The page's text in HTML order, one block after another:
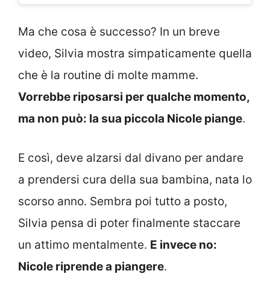
Ma che cosa è successo? In un breve
video, Silvia mostra simpaticamente quella
che è la routine di molte mamme.
Vorrebbe riposarsi per qualche momento,
ma non può: la sua piccola Nicole piange.
E così, deve alzarsi dal divano per andare
a prendersi cura della sua bambina, nata lo
scorso anno. Sembra poi tutto a posto,
Silvia pensa di poter finalmente staccare
un attimo mentalmente. E invece no:
Nicole riprende a piangere.